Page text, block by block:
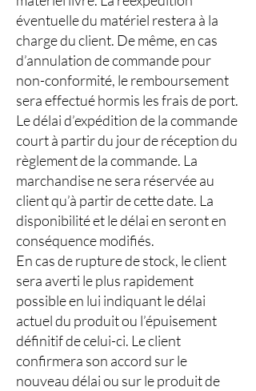
éventuelle du matériel restera à la
charge du client. De même, en cas
d’annulation de commande pour
non-conformité, le remboursement
sera effectué hormis les frais de port.
Le délai d’expédition de la commande
court à partir du jour de réception du
règlement de la commande. La
marchandise ne sera réservée au
client qu’à partir de cette date. La
disponibilité et le délai en seront en
conséquence modifiés.
En cas de rupture de stock, le client
sera averti le plus rapidement
possible en lui indiquant le délai
actuel du produit ou l’épuisement
définitif de celui-ci. Le client
confirmera son accord sur le
nouveau délai ou sur le produit de